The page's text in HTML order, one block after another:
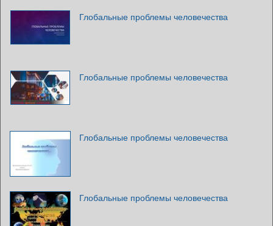
Глобальные проблемы человечества
Глобальные проблемы человечества
Глобальные проблемы человечества
Глобальные проблемы человечества